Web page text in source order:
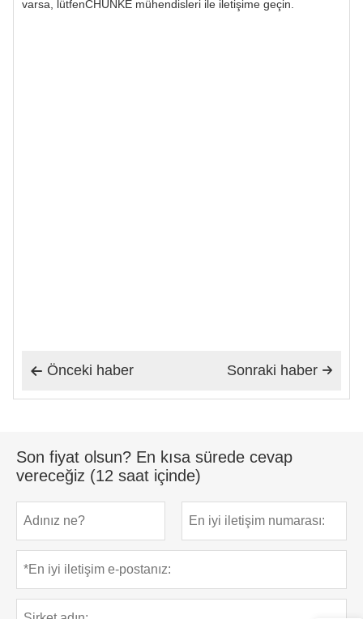
varsa, lütfenCHUNKE mühendisleri ile iletişime geçin.
 Önceki haber 
Sonraki haber
Son fiyat olsun? En kısa sürede cevap
vereceğiz (12 saat içinde)